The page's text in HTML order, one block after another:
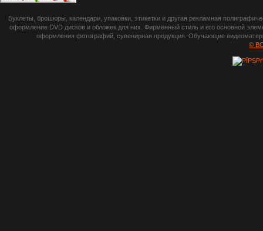
botsetto.ru -
photoshop,
шрифты,
Буклеты, брошюры, календари, упаковки, этикетки и другая рекламная
оформление DVD дисков и обложек для них. Фирменный стиль и его основной
оформления фотографий, сувенирная продукция. Обучающие
©